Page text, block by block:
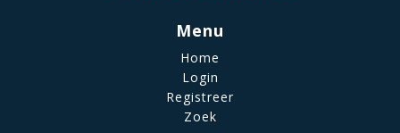
Menu
Home
Login
Registreer
Zoek